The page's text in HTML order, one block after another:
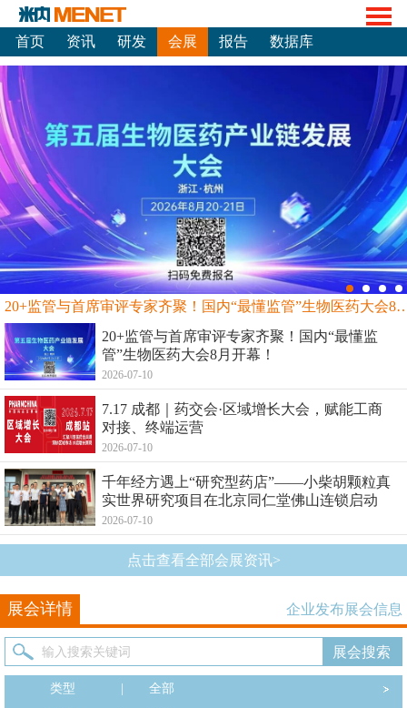
首页 资讯 研发 会展 报告 数据库
20+监管与首席审评专家齐聚！国内“最
20+监管与首席审评专家齐聚！国内“最懂监
管”生物医药大会8月开幕！
2026-07-10
7.17 成都｜药交会·区域增长大会，赋能工商
对接、终端运营
2026-07-10
千年经方遇上“研究型药店”——小柴胡颗粒真
实世界研究项目在北京同仁堂佛山连锁启动
2026-07-10
点击查看全部会展资讯>
展会详情 企业发布展会信息
类型
全部